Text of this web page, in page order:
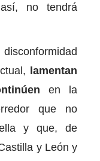
no tendrá
lamentan
en la
que no
y que, de
y León y